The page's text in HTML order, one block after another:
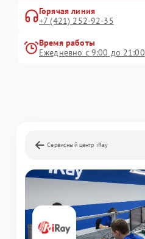
Горячая линия
+7 (421) 252-92-35
Время работы
Ежедневно с 9:00 до 21:00
Сервисный центр iRay